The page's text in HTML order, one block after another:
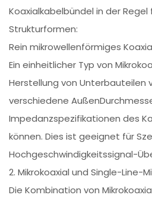
Koaxialkabelbündel in der
Strukturformen:
Rein mikrowellenförmiges
Ein einheitlicher Typ von
Herstellung von Unterbauteilen
verschiedene
Impedanzspezifikationen des
können. Dies ist geeignet für
Hochgeschwindigkeitssignal-
2. Mikrokoaxial und Single-Line-
Die Kombination von